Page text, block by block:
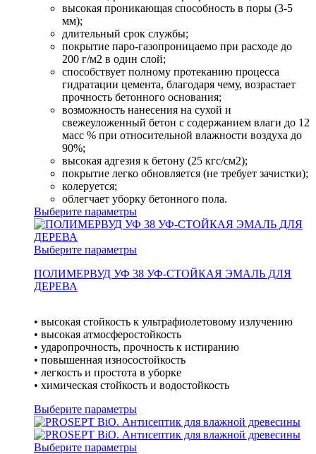
высокая проникающая способность в поры (3-5
мм);
длительный срок службы;
покрытие паро-газопроницаемо при расходе до
200 г/м2 в один слой;
способствует полному протеканию процесса
гидратации цемента, благодаря чему, возрастает
прочность бетонного основания;
возможность нанесения на сухой и
свежеуложенный бетон с содержанием влаги до 12
масс % при относительной влажности воздуха до
90%;
высокая адгезия к бетону (25 кгс/см2);
покрытие легко обновляется (не требует зачистки);
колеруется;
облегчает уборку бетонного пола.
Выберите параметры
Выберите параметры
ПОЛИМЕРВУД УФ 38 УФ-СТОЙКАЯ ЭМАЛЬ ДЛЯ
ДЕРЕВА
• высокая стойкость к ультрафиолетовому излучению
• высокая атмосферостойкость
• ударопрочность, прочность к истиранию
• повышенная износостойкость
• легкость и простота в уборке
• химическая стойкость и водостойкость
Выберите параметры
Выберите параметры